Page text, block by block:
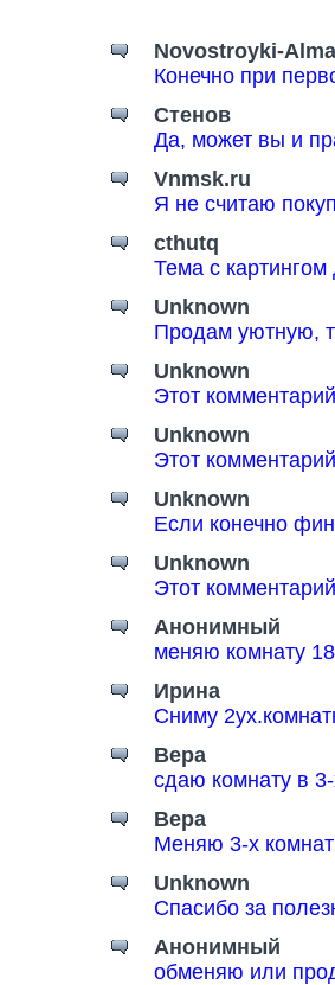
Novostroyki-
Конечно при
Стенов
Да, может вы и
Vnmsk.ru
Я не считаю
cthutq
Тема с
Unknown
Продам уютную,
Unknown
Этот
Unknown
Этот
Unknown
Если конечно
Unknown
Этот
Анонимный
меняю комнату
Ирина
Сниму
Вера
сдаю комнату в
Вера
Меняю 3-х
Unknown
Спасибо за
Анонимный
обменяю или